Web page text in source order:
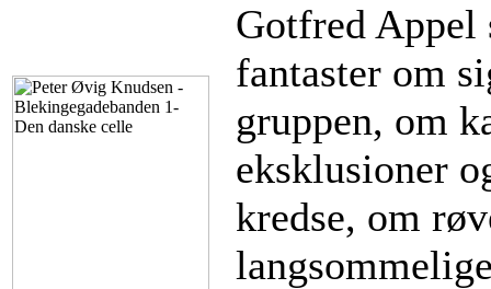
Gotfred Appel
fantaster om
gruppen, om
eksklusioner
kredse, om